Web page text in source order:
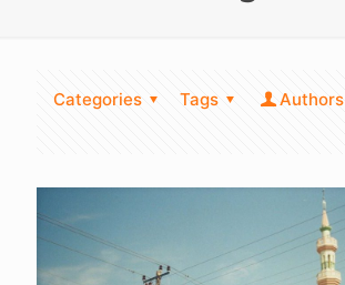
Categories Tags
Authors